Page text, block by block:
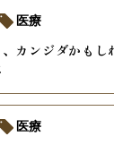
カンジダかもし
医療
医療